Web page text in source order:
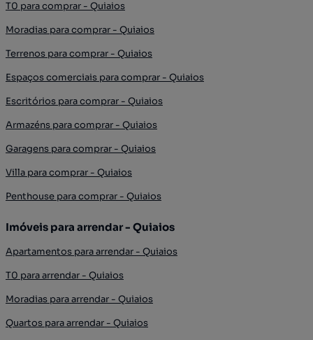
T0 para comprar - Quiaios
Moradias para comprar - Quiaios
Terrenos para comprar - Quiaios
Espaços comerciais para comprar - Quiaios
Escritórios para comprar - Quiaios
Armazéns para comprar - Quiaios
Garagens para comprar - Quiaios
Villa para comprar - Quiaios
Penthouse para comprar - Quiaios
Imóveis para arrendar - Quiaios
Apartamentos para arrendar - Quiaios
T0 para arrendar - Quiaios
Moradias para arrendar - Quiaios
Quartos para arrendar - Quiaios